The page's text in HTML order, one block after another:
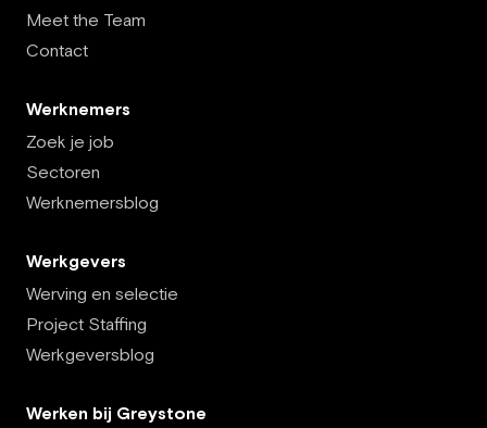
Meet the Team
Contact
Werknemers
Zoek je job
Sectoren
Werknemersblog
Werkgevers
Werving en selectie
Project Staffing
Werkgeversblog
Werken bij Greystone